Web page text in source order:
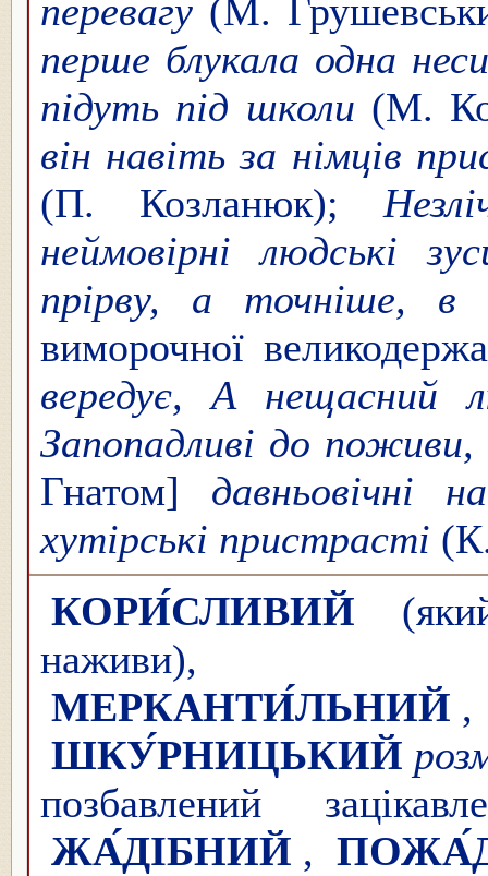
перевагу (М.
перше блукала одна
підуть під школи (М.
він навіть за німців
(П. Козланюк);
неймовірні людські
прірву, а точніше, в
виморочної
вередує, А нещасний
Запопадливі до
Гнатом] давньовічні
хутірські пристрасті
КОРИ́СЛИВИЙ
МЕРКАНТИ́ЛЬНИЙ
ШКУ́РНИЦЬКИЙ
позбавлений
ЖА́ДІБНИЙ ,